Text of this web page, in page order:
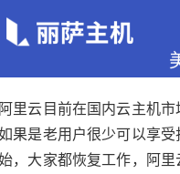
阿里云目前在国内云主机
果是老用户很少可以享
，大家都恢复工作，阿